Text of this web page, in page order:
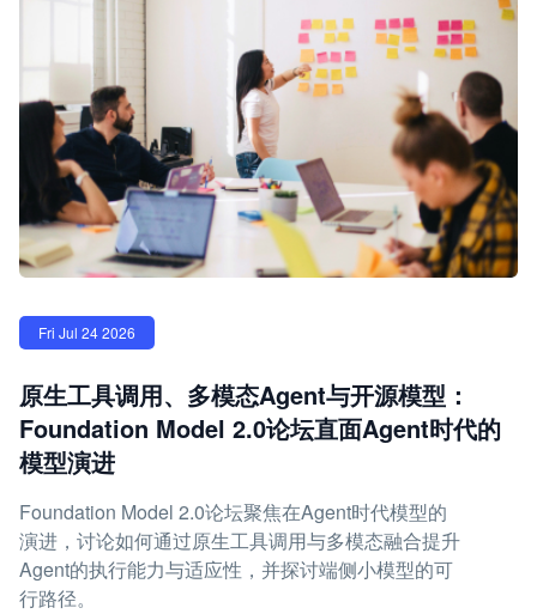
Fri Jul 24 2026
原生工具调用、多模态Agent与开源模型：
Foundation Model 2.0论坛直面Agent时代的
模型演进
Foundation Model 2.0论坛聚焦在Agent时代模型的
演进，讨论如何通过原生工具调用与多模态融合提升
Agent的执行能力与适应性，并探讨端侧小模型的可
行路径。